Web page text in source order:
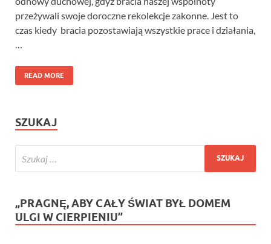
przeżywali swoje doroczne rekolekcje zakonne. Jest to
czas kiedy bracia pozostawiają wszystkie prace i działania,
…
READ MORE
SZUKAJ
„PRAGNĘ, ABY CAŁY ŚWIAT BYŁ DOMEM
ULGI W CIERPIENIU”